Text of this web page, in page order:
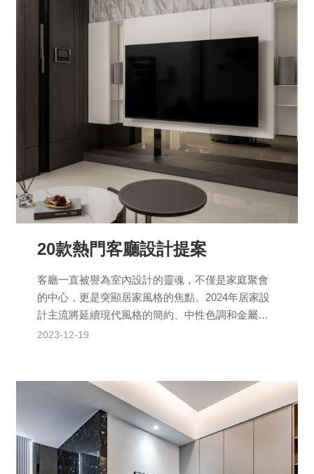
20款熱門客廳設計提案
客廳一直被譽為室內設計的靈魂，不僅是家庭聚會
的中心，更是突顯居家風格的焦點。2024年居家設
計主流將延續現代風格的簡約、中性色調和金屬材
質，同時注重智能、環保和多功能的設計趨勢。智
2023-12-19